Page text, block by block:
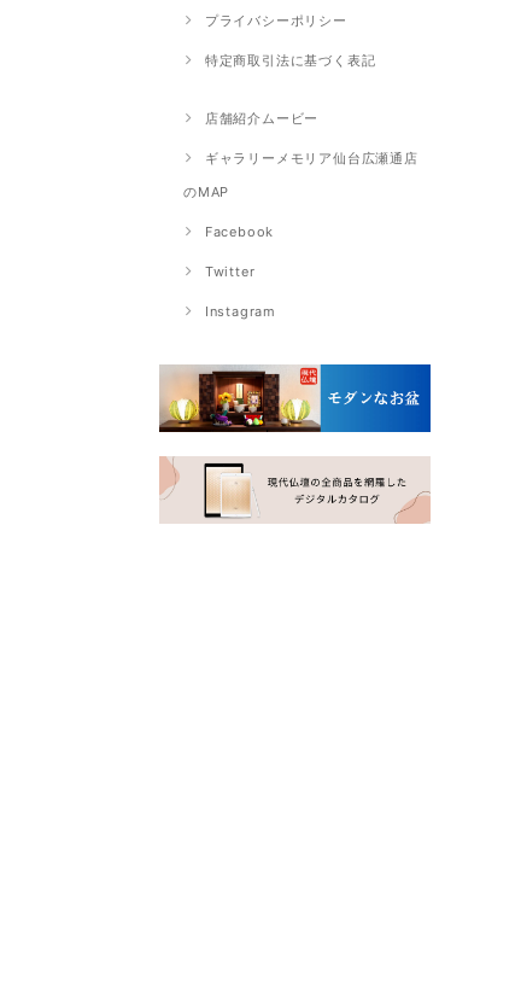
プライバシーポリシー
特定商取引法に基づく表記
店舗紹介ムービー
ギャラリーメモリア仙台広瀬通店
のMAP
Facebook
Twitter
Instagram